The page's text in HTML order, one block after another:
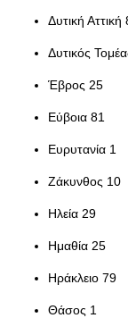
Δυτική Αττική
Δυτικός
Έβρος 25
Εύβοια 81
Ευρυτανία 1
Ζάκυνθος 10
Ηλεία 29
Ημαθία 25
Ηράκλειο 79
Θάσος 1